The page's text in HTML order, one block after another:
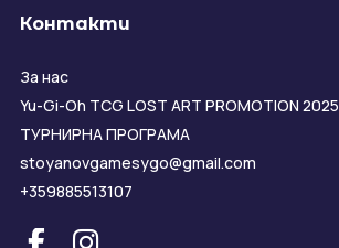
Контакти
За нас
Yu-Gi-Oh TCG LOST ART PROMOTION 2025
ТУРНИРНА ПРОГРАМА
stoyanovgamesygo@gmail.com
+359885513107